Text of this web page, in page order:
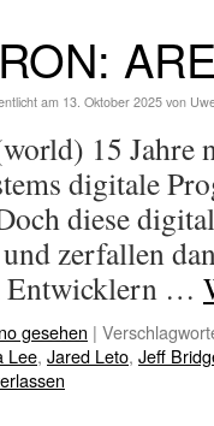
am 13. Oktober 2025 von
15 Jahre
digitale
diese
zerfallen
Entwicklern …
gesehen |
Lee, Jared Leto, Jeff